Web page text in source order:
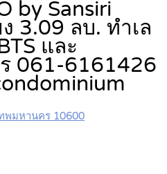
by Sansiri
3.09 ลบ. ทำเล
และ
061-6161426
พมหานคร 10600